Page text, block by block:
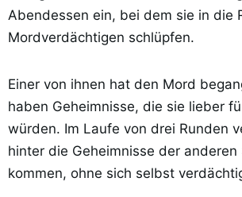
Abendessen ein, bei dem sie in die
Mordverdächtigen schlüpfen.
Einer von ihnen hat den Mord
haben Geheimnisse, die sie lieber
würden. Im Laufe von drei Runden
hinter die Geheimnisse der anderen
kommen, ohne sich selbst